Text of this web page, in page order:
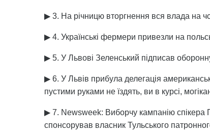
▶ 3. На річницю вторгнення вся влада на
▶ 4. Українські фермери привезли на
▶ 5. У Львові Зеленський підписав
▶ 6. У Львів прибула делегація
пустими руками не їздять, ви в курсі,
▶ 7. Newsweek: Виборчу кампанію
спонсорував власник Тульського